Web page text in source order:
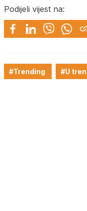
Podijeli vijest na:
#Trending #U